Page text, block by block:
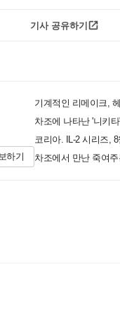
기사 공유하기
하기
기계적인 리메이크,
차조에 나타난 '니키
코리아. IL-2 시리즈,
차조에서 만난 죽여